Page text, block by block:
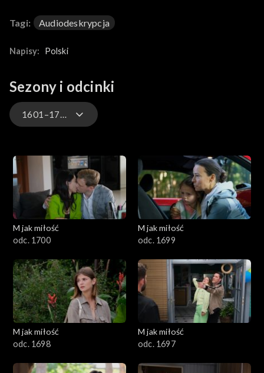
zleceń. Kasia, coraz bardziej załamana, czuwa w szpitalu przy
Jakubie, którego stan wciąż się pogarsza. Aneta wpada na
młodzi się pobiorą, Karski odzyska nadzieję i wolę życia.
Tagi: Audiodeskrypcja
Napisy: Polski
Sezony i odcinki
1601–1700
1801–1900
1701–1800
1601–1700
1501–1600
1401–1500
1301–1400
M jak miłość
odc. 1700
M jak miłość
odc. 1699
M jak miłość
odc. 1698
M jak miłość
odc. 1697